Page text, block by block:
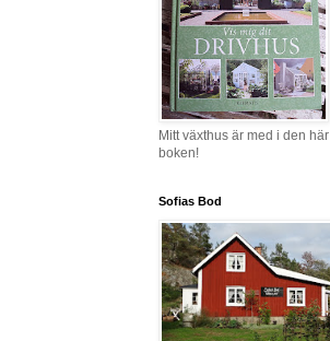
Mitt växthus är med i den här
boken!
Sofias Bod